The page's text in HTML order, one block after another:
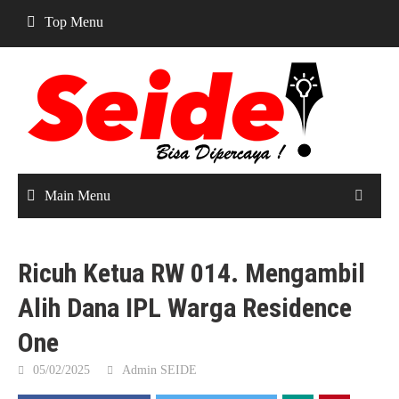
content
Top Menu
Main Menu
Ricuh Ketua RW 014. Mengambil
Alih Dana IPL Warga Residence
One
05/02/2025 Admin SEIDE